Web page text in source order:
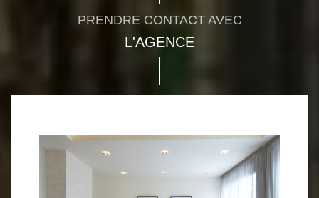
PRENDRE CONTACT AVEC
L'AGENCE